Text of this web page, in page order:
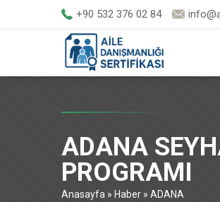
+90 532 376 02 84
ADANA
PROGRAMI
Anasayfa » Haber » ADANA